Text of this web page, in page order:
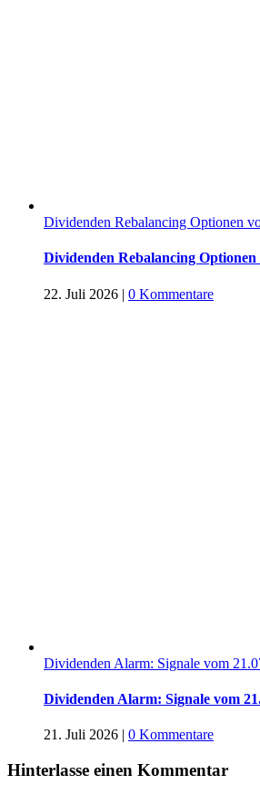
Dividenden Rebalancing Optionen
Dividenden Rebalancing Optionen
22. Juli 2026 | 0 Kommentare
Dividenden Alarm: Signale vom
Dividenden Alarm: Signale vom
21. Juli 2026 | 0 Kommentare
Hinterlasse einen Kommentar